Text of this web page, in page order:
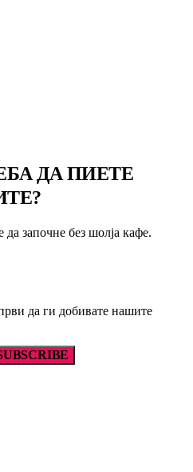
ДА ПИЕТЕ
започне без шолја кафе.
да ги добивате нашите